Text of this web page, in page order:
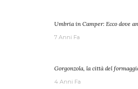
Umbria in Camper: Ecco dove
7 Anni Fa
Gorgonzola, la città del
4 Anni Fa